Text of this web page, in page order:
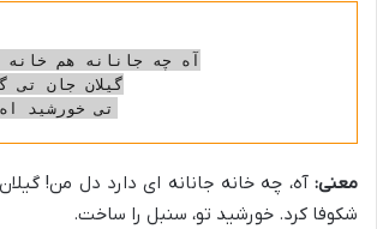
آه چه جانانه هم
گیلان جان تی
معنی: آه، چه خانه جانانه ای دارد دل من!
شکوفا کرد. خورشید تو، سنبل را ساخت.